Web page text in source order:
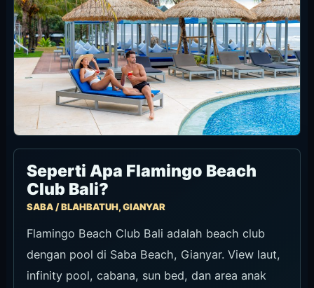
Seperti Apa Flamingo Beach
Club Bali?
SABA / BLAHBATUH, GIANYAR
Flamingo Beach Club Bali adalah beach club
dengan pool di Saba Beach, Gianyar. View laut,
infinity pool, cabana, sun bed, dan area anak